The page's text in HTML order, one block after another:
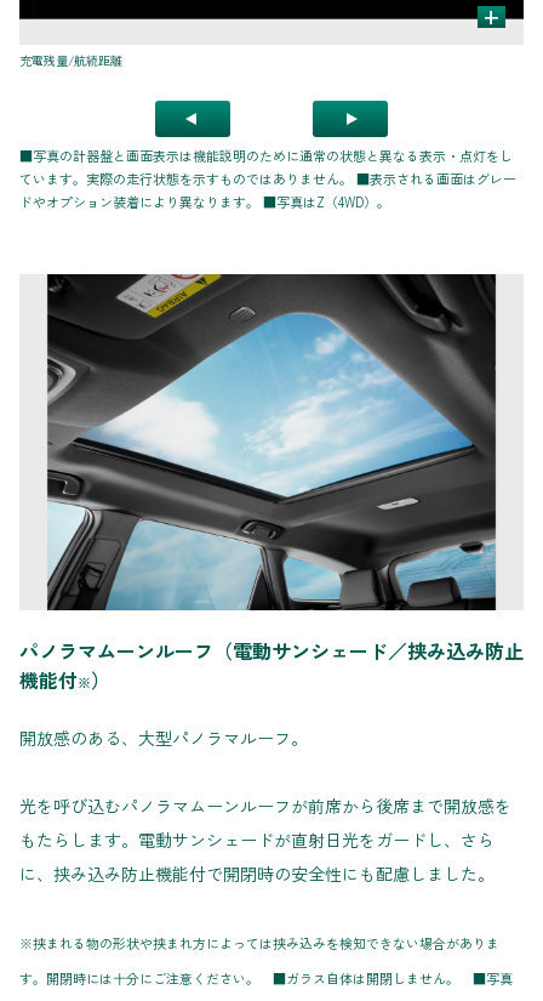
+
充電残量/航続距離
■写真の計器盤と画面表示は機能説明のために通常の状態と異なる表示・点灯をし
ています。実際の走行状態を示すものではありません。 ■表示される画面はグレー
ドやオプション装着により異なります。 ■写真はZ（4WD）。
パノラマムーンルーフ（電動サンシェード／挟み込み防止
機能付※）
開放感のある、大型パノラマルーフ。
光を呼び込むパノラマムーンルーフが前席から後席まで開放感を
もたらします。電動サンシェードが直射日光をガードし、さら
に、挟み込み防止機能付で開閉時の安全性にも配慮しました。
※挟まれる物の形状や挟まれ方によっては挟み込みを検知できない場合がありま
す。開閉時には十分にご注意ください。 ■ガラス自体は開閉しません。 ■写真